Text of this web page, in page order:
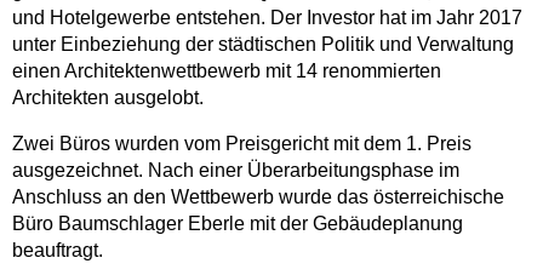
und Hotelgewerbe entstehen. Der Investor hat im Jahr 2017
unter Einbeziehung der städtischen Politik und Verwaltung
einen Architektenwettbewerb mit 14 renommierten
Architekten ausgelobt.
Zwei Büros wurden vom Preisgericht mit dem 1. Preis
ausgezeichnet. Nach einer Überarbeitungsphase im
Anschluss an den Wettbewerb wurde das österreichische
Büro Baumschlager Eberle mit der Gebäudeplanung
beauftragt.